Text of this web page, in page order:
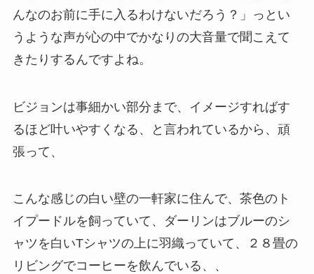
んなのお前に手に入るわけないだろう？」っとい
うような声が心の中でかなりの大音量で聞こえて
きたりするんですよね。
ビジョンは事細かい部分まで、イメージすればす
るほど叶いやすくなる、と言われているから、頑
張って、
こんな感じの白い壁の一軒家に住んで、茶色のト
イプードルを飼っていて、ダーリンはブルーのシ
ャツを白いTシャツの上に羽織っていて、２８畳の
リビングでコーヒーを飲んでいる、、